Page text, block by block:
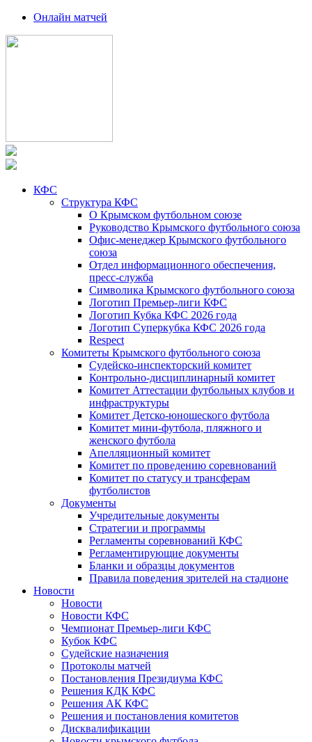
Онлайн матчей
КФС
Структура КФС
О Крымском футбольном союзе
Руководство Крымского футбольного союза
Офис-менеджер Крымского футбольного
союза
Отдел информационного обеспечения,
пресс-служба
Символика Крымского футбольного союза
Логотип Премьер-лиги КФС
Логотип Кубка КФС 2026 года
Логотип Суперкубка КФС 2026 года
Respect
Комитеты Крымского футбольного союза
Судейско-инспекторский комитет
Контрольно-дисциплинарный комитет
Комитет Аттестации футбольных клубов и
инфраструктуры
Комитет Детско-юношеского футбола
Комитет мини-футбола, пляжного и
женского футбола
Апелляционный комитет
Комитет по проведению соревнований
Комитет по статусу и трансферам
футболистов
Документы
Учредительные документы
Стратегии и программы
Регламенты соревнований КФС
Регламентирующие документы
Бланки и образцы документов
Правила поведения зрителей на стадионе
Новости
Новости
Новости КФС
Чемпионат Премьер-лиги КФС
Кубок КФС
Судейские назначения
Протоколы матчей
Постановления Президиума КФС
Решения КДК КФС
Решения АК КФС
Решения и постановления комитетов
Дисквалификации